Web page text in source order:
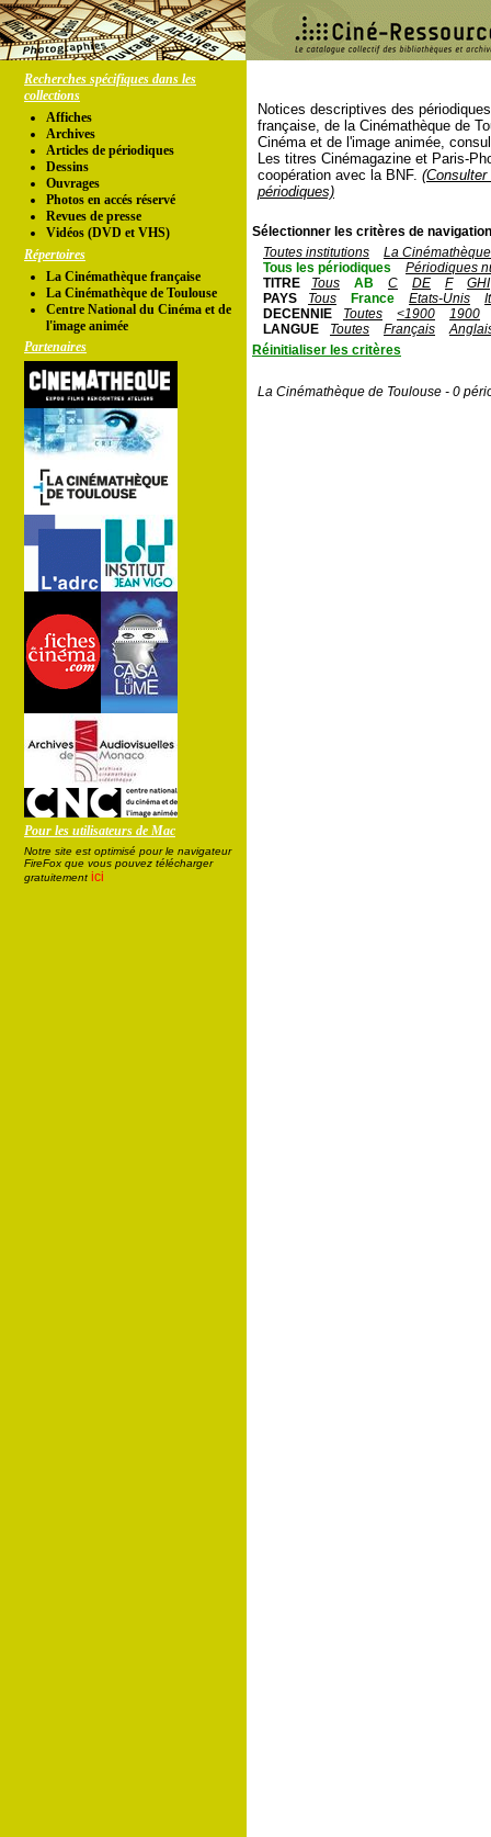
Recherches spécifiques dans les
collections
Affiches
Archives
Articles de périodiques
Dessins
Ouvrages
Photos en accés réservé
Revues de presse
Vidéos (DVD et VHS)
Répertoires
La Cinémathèque française
La Cinémathèque de Toulouse
Centre National du Cinéma et de
l'image animée
Partenaires
Pour les utilisateurs de Mac
Notre site est optimisé pour le navigateur
FireFox que vous pouvez télécharger
gratuitement ici
Notices descriptives des
française, de la Cinémathèque de
Cinéma et de l'image animée,
Les titres Cinémagazine et Paris-
coopération avec la BNF.
périodiques)
Sélectionner les critères de
Toutes institutions
La
Tous les périodiques
Périodiques
TITRE
Tous AB C DE F
GHI
PAYS
Tous France Etats-Unis
DECENNIE
Toutes <1900
1900
LANGUE
Toutes Français
Réinitialiser les critères
La Cinémathèque de Toulouse - 0